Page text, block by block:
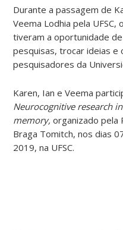
Durante a passagem de
Veema Lodhia pela UFSC,
tiveram a oportunidade
pesquisas, trocar ideias e
pesquisadores da
Karen, Ian e Veema
Neurocognitive research
memory,organizado pela
Braga Tomitch, nos dias
2019, na UFSC.